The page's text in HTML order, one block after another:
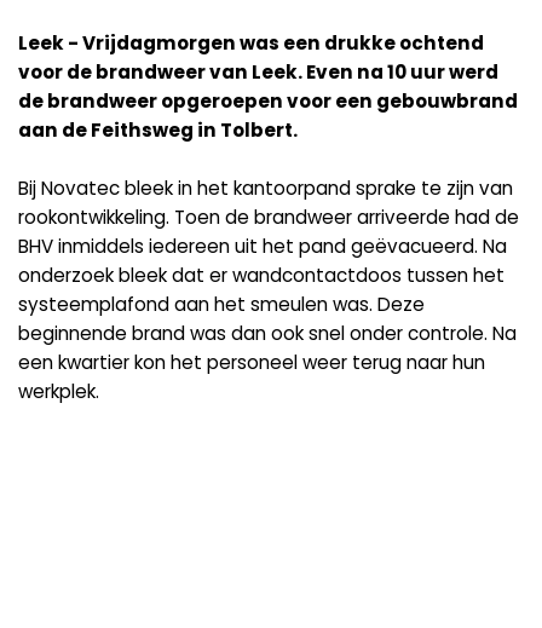
Leek - Vrijdagmorgen was een drukke ochtend
voor de brandweer van Leek. Even na 10 uur werd
de brandweer opgeroepen voor een gebouwbrand
aan de Feithsweg in Tolbert.
Bij Novatec bleek in het kantoorpand sprake te zijn van
rookontwikkeling. Toen de brandweer arriveerde had de
BHV inmiddels iedereen uit het pand geëvacueerd. Na
onderzoek bleek dat er wandcontactdoos tussen het
systeemplafond aan het smeulen was. Deze
beginnende brand was dan ook snel onder controle. Na
een kwartier kon het personeel weer terug naar hun
werkplek.